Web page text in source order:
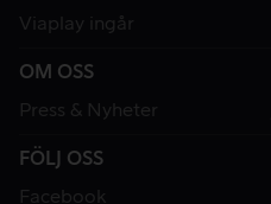
Viaplay ingår
OM OSS
Press & Nyheter
FÖLJ OSS
Facebook